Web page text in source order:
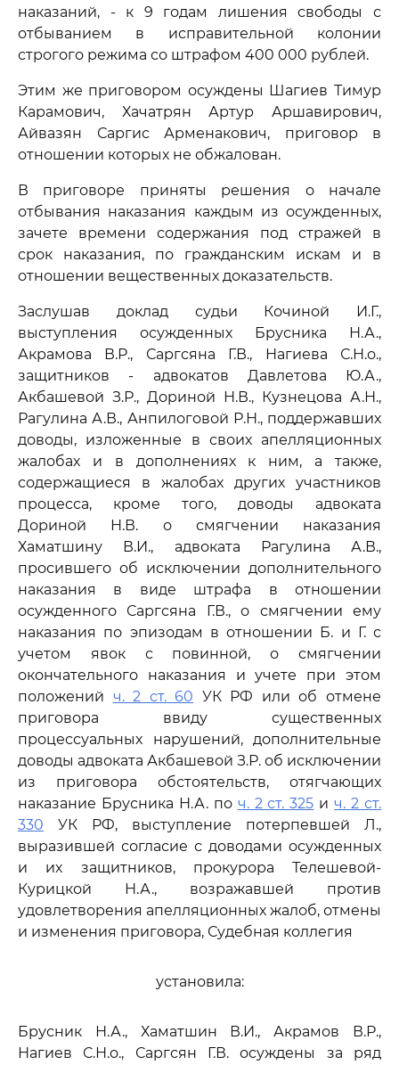
наказаний, - к 9 годам лишения свободы с
отбыванием в исправительной колонии
строгого режима со штрафом 400 000 рублей.
Этим же приговором осуждены Шагиев Тимур
Карамович, Хачатрян Артур Аршавирович,
Айвазян Саргис Арменакович, приговор в
отношении которых не обжалован.
В приговоре приняты решения о начале
отбывания наказания каждым из осужденных,
зачете времени содержания под стражей в
срок наказания, по гражданским искам и в
отношении вещественных доказательств.
Заслушав доклад судьи Кочиной И.Г.,
выступления осужденных Брусника Н.А.,
Акрамова В.Р., Саргсяна Г.В., Нагиева С.Н.о.,
защитников - адвокатов Давлетова Ю.А.,
Акбашевой З.Р., Дориной Н.В., Кузнецова А.Н.,
Рагулина А.В., Анпилоговой Р.Н., поддержавших
доводы, изложенные в своих апелляционных
жалобах и в дополнениях к ним, а также,
содержащиеся в жалобах других участников
процесса, кроме того, доводы адвоката
Дориной Н.В. о смягчении наказания
Хаматшину В.И., адвоката Рагулина А.В.,
просившего об исключении дополнительного
наказания в виде штрафа в отношении
осужденного Саргсяна Г.В., о смягчении ему
наказания по эпизодам в отношении Б. и Г. с
учетом явок с повинной, о смягчении
окончательного наказания и учете при этом
положений ч. 2 ст. 60 УК РФ или об отмене
приговора ввиду существенных
процессуальных нарушений, дополнительные
доводы адвоката Акбашевой З.Р. об исключении
из приговора обстоятельств, отягчающих
наказание Брусника Н.А. по ч. 2 ст. 325 ич. 2 ст.
330 УК РФ, выступление потерпевшей Л.,
выразившей согласие с доводами осужденных
и их защитников, прокурора Телешевой-
Курицкой Н.А., возражавшей против
удовлетворения апелляционных жалоб, отмены
и изменения приговора, Судебная коллегия
установила:
Брусник Н.А., Хаматшин В.И., Акрамов В.Р.,
Нагиев С.Н.о., Саргсян Г.В. осуждены за ряд